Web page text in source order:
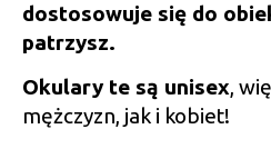
dostosowuje się do
patrzysz.
Okulary te są unisex,
mężczyzn, jak i kobiet!